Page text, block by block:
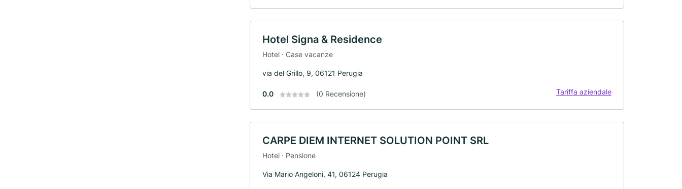
Hotel Signa & Residence
Hotel · Case vacanze
via del Grillo, 9, 06121 Perugia
0.0 (0 Recensione) Tariffa aziendale
CARPE DIEM INTERNET SOLUTION POINT SRL
Hotel · Pensione
Via Mario Angeloni, 41, 06124 Perugia